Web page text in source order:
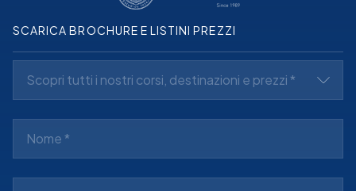
SCARICA BROCHURE E LISTINI PREZZI
Scopri tutti i nostri corsi, destinazioni e prezzi *